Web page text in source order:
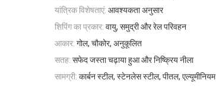
यांत्रिक विशेषताएं: आवश्यकता अनुसार
शिपिंग का प्रकार: वायु, समुद्री और रेल परिवहन
आकार: गोल, चौकोर, अनुकूलित
सतह: सफेद जस्ता चढ़ाया हुआ और निष्क्रिय नीला
सामग्री: कार्बन स्टील, स्टेनलेस स्टील, पीतल, एल्यूमीनियम